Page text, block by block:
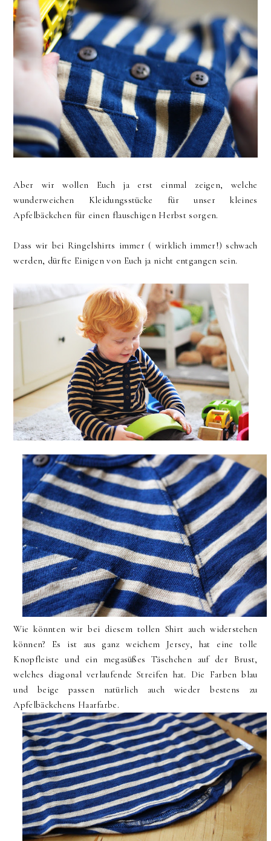
Aber wir wollen Euch ja erst einmal zeigen, welche
wunderweichen Kleidungsstücke für unser kleines
Apfelbäckchen für einen flauschigen Herbst sorgen.
Dass wir bei Ringelshirts immer ( wirklich immer!) schwach
werden, dürfte Einigen von Euch ja nicht entgangen sein.
Wie könnten wir bei diesem tollen Shirt auch widerstehen
können? Es ist aus ganz weichem Jersey, hat eine tolle
Knopfleiste und ein megasüßes Täschchen auf der Brust,
welches diagonal verlaufende Streifen hat. Die Farben blau
und beige passen natürlich auch wieder bestens zu
Apfelbäckchens Haarfarbe.